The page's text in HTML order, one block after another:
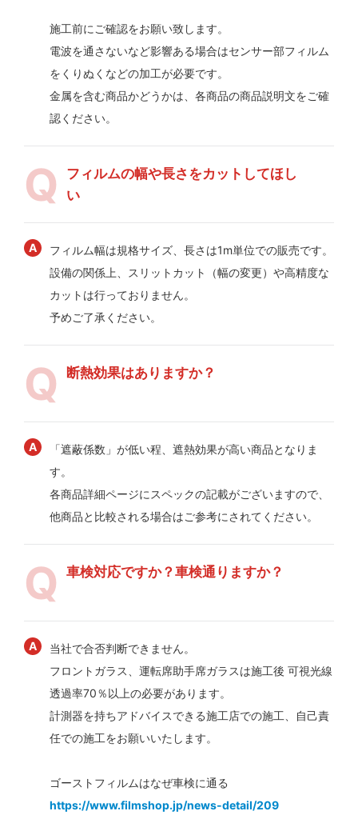
施工前にご確認をお願い致します。
電波を通さないなど影響ある場合はセンサー部フィルム
をくりぬくなどの加工が必要です。
金属を含む商品かどうかは、各商品の商品説明文をご確
認ください。
フィルムの幅や長さをカットしてほし
い
フィルム幅は規格サイズ、長さは1m単位での販売です。
設備の関係上、スリットカット（幅の変更）や高精度な
カットは行っておりません。
予めご了承ください。
断熱効果はありますか？
「遮蔽係数」が低い程、遮熱効果が高い商品となりま
す。
各商品詳細ページにスペックの記載がございますので、
他商品と比較される場合はご参考にされてください。
車検対応ですか？車検通りますか？
当社で合否判断できません。
フロントガラス、運転席助手席ガラスは施工後 可視光線
透過率70％以上の必要があります。
計測器を持ちアドバイスできる施工店での施工、自己責
任での施工をお願いいたします。
ゴーストフィルムはなぜ車検に通る
https://www.filmshop.jp/news-detail/209